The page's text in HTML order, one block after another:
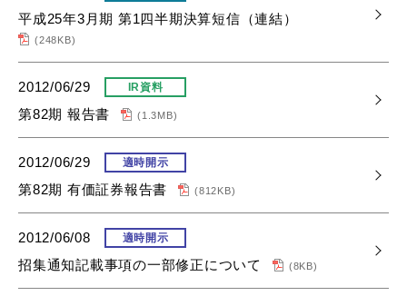
平成25年3月期 第1四半期決算短信（連結）
(248KB)
2012/06/29 IR資料
第82期 報告書 (1.3MB)
2012/06/29 適時開示
第82期 有価証券報告書 (812KB)
2012/06/08 適時開示
招集通知記載事項の一部修正について (8KB)